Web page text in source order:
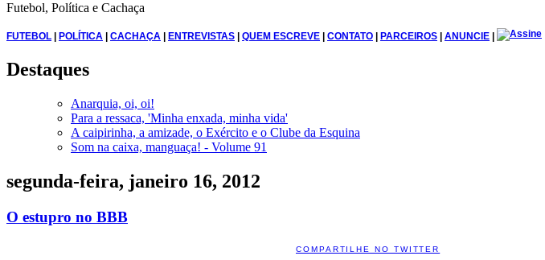
Futebol, Política e Cachaça
FUTEBOL | POLÍTICA | CACHAÇA | ENTREVISTAS | QUEM ESCREVE | CONTATO | PARCEIROS | ANUNCIE |
Destaques
Anarquia, oi, oi!
Para a ressaca, 'Minha enxada, minha vida'
A caipirinha, a amizade, o Exército e o Clube da Esquina
Som na caixa, manguaça! - Volume 91
segunda-feira, janeiro 16, 2012
O estupro no BBB
COMPARTILHE NO TWITTER